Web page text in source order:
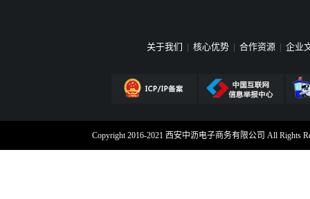
关于我们 | 核心优势 | 合作资源 | 企业
Copyright 2016-2021 西安中沥电子商务有限公司 All